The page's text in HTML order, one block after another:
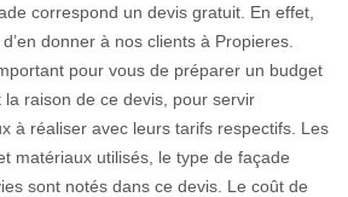
correspond un devis gratuit. En effet,
donner à nos clients à Propieres.
pour vous de préparer un budget
la raison de ce devis, pour servir
à réaliser avec leurs tarifs respectifs. Les
matériaux utilisés, le type de façade
sont notés dans ce devis. Le coût de